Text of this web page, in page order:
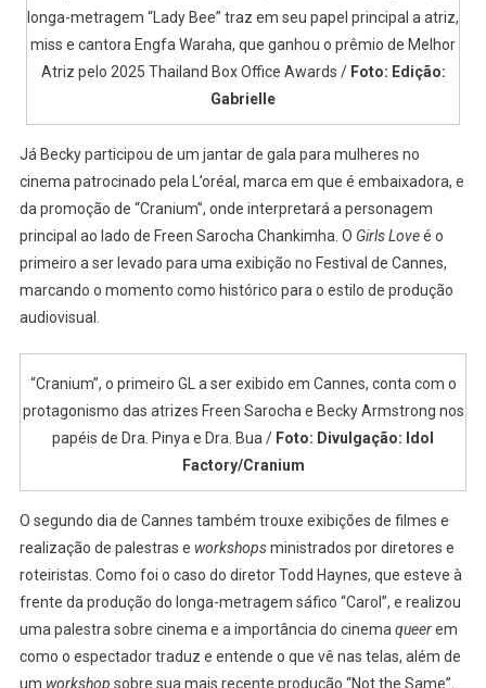
longa-metragem “Lady Bee” traz em seu papel principal a atriz,
miss e cantora Engfa Waraha, que ganhou o prêmio de Melhor
Atriz pelo 2025 Thailand Box Office Awards / Foto: Edição:
Gabrielle
Já Becky participou de um jantar de gala para mulheres no
cinema patrocinado pela L’oréal, marca em que é embaixadora, e
da promoção de “Cranium”, onde interpretará a personagem
principal ao lado de Freen Sarocha Chankimha. O Girls Loveé o
primeiro a ser levado para uma exibição no Festival de Cannes,
marcando o momento como histórico para o estilo de produção
audiovisual.
“Cranium”, o primeiro GL a ser exibido em Cannes, conta com o
protagonismo das atrizes Freen Sarocha e Becky Armstrong nos
papéis de Dra. Pinya e Dra. Bua / Foto: Divulgação: Idol
Factory/Cranium
O segundo dia de Cannes também trouxe exibições de filmes e
realização de palestras e workshopsministrados por diretores e
roteiristas. Como foi o caso do diretor Todd Haynes, que esteve à
frente da produção do longa-metragem sáfico “Carol”, e realizou
uma palestra sobre cinema e a importância do cinema queerem
como o espectador traduz e entende o que vê nas telas, além de
um workshop sobre sua mais recente produção “Not the Same”.